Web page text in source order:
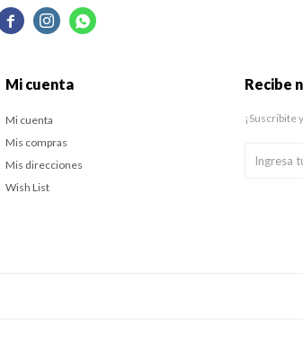
  
Mi cuenta
Mi cuenta
Mis compras
Mis direcciones
Wish List
Recibe
¡Suscribite